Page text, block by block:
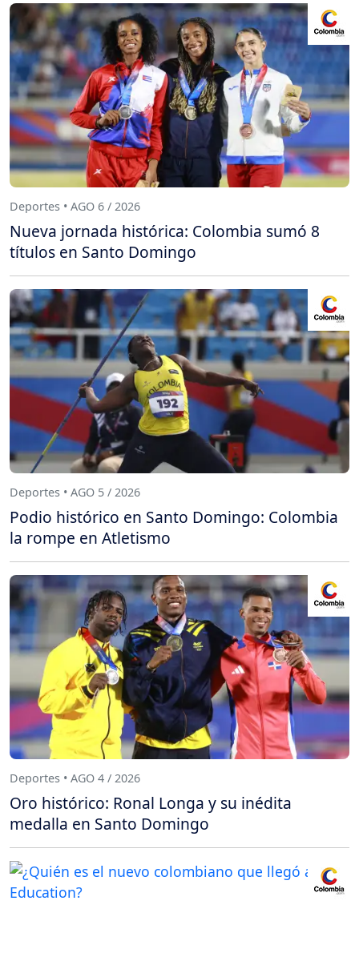
Deportes • AGO 6 / 2026
Nueva jornada histórica: Colombia sumó 8
títulos en Santo Domingo
Deportes • AGO 5 / 2026
Podio histórico en Santo Domingo: Colombia
la rompe en Atletismo
Deportes • AGO 4 / 2026
Oro histórico: Ronal Longa y su inédita
medalla en Santo Domingo